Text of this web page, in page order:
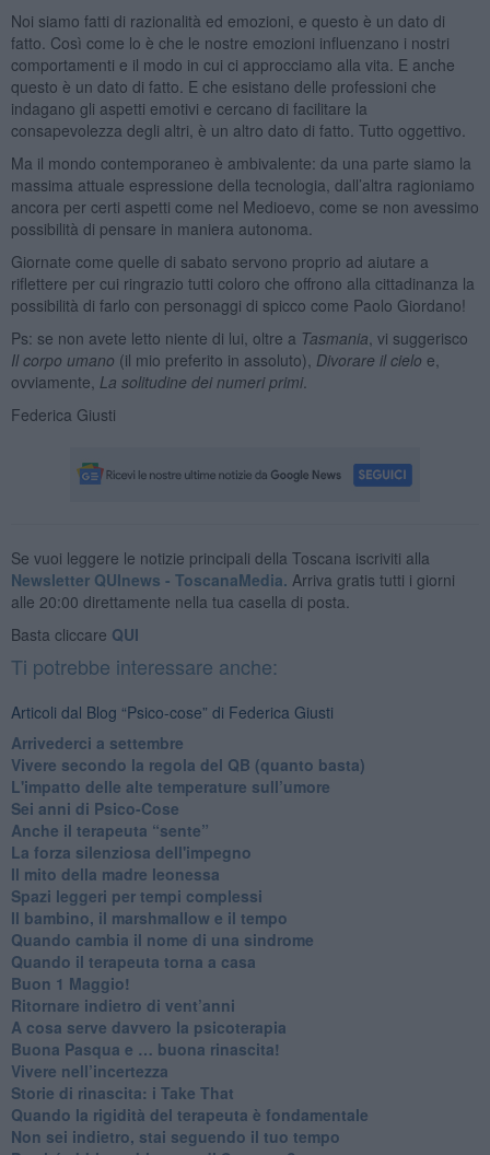
Noi siamo fatti di razionalità ed emozioni, e questo è un dato di
fatto. Così come lo è che le nostre emozioni influenzano i nostri
comportamenti e il modo in cui ci approcciamo alla vita. E anche
questo è un dato di fatto. E che esistano delle professioni che
indagano gli aspetti emotivi e cercano di facilitare la
consapevolezza degli altri, è un altro dato di fatto. Tutto oggettivo.
Ma il mondo contemporaneo è ambivalente: da una parte siamo la
massima attuale espressione della tecnologia, dall’altra ragioniamo
ancora per certi aspetti come nel Medioevo, come se non avessimo
possibilità di pensare in maniera autonoma.
Giornate come quelle di sabato servono proprio ad aiutare a
riflettere per cui ringrazio tutti coloro che offrono alla cittadinanza la
possibilità di farlo con personaggi di spicco come Paolo Giordano!
Ps: se non avete letto niente di lui, oltre a Tasmania , vi suggerisco
Il corpo umano (il mio preferito in assoluto), Divorare il cielo e,
ovviamente, La solitudine dei numeri primi.
Federica Giusti
Se vuoi leggere le notizie principali della Toscana iscriviti alla
Newsletter QUInews - ToscanaMedia. Arriva gratis tutti i giorni
alle 20:00 direttamente nella tua casella di posta.
Basta cliccare QUI
Ti potrebbe interessare anche:
Articoli dal Blog “Psico-cose” di Federica Giusti
​Arrivederci a settembre
​Vivere secondo la regola del QB (quanto basta)
​L'impatto delle alte temperature sull’umore
Sei anni di Psico-Cose
​Anche il terapeuta “sente”
​La forza silenziosa dell'impegno
​Il mito della madre leonessa
Spazi leggeri per tempi complessi
Il bambino, il marshmallow e il tempo
​Quando cambia il nome di una sindrome
​Quando il terapeuta torna a casa
​Buon 1 Maggio!
Ritornare indietro di vent’anni
​A cosa serve davvero la psicoterapia
​Buona Pasqua e … buona rinascita!
​Vivere nell’incertezza
​Storie di rinascita: i Take That
​Quando la rigidità del terapeuta è fondamentale
​Non sei indietro, stai seguendo il tuo tempo